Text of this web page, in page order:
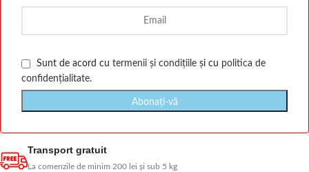
Sunt de acord cu termenii și condițiile și cu politica de
confidențialitate.
Transport gratuit
La comenzile de minim 200 lei și sub 5 kg